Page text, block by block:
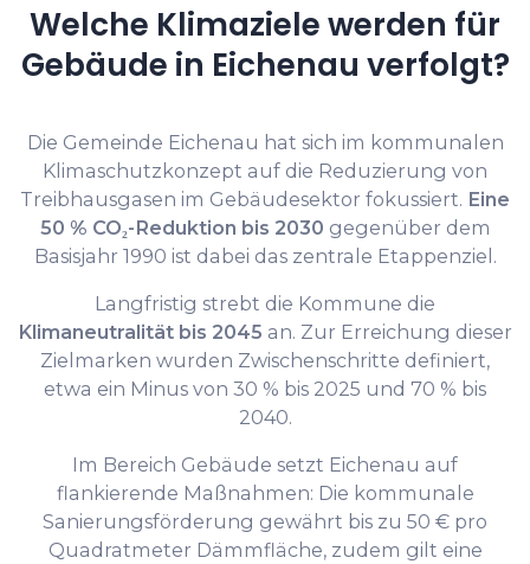
Welche Klimaziele werden für
Gebäude in Eichenau verfolgt?
Die Gemeinde Eichenau hat sich im kommunalen
Klimaschutzkonzept auf die Reduzierung von
Treibhausgasen im Gebäudesektor fokussiert. Eine
50 % CO₂-Reduktion bis 2030 gegenüber dem
Basisjahr 1990 ist dabei das zentrale Etappenziel.
Langfristig strebt die Kommune die
Klimaneutralität bis 2045 an. Zur Erreichung dieser
Zielmarken wurden Zwischenschritte definiert,
etwa ein Minus von 30 % bis 2025 und 70 % bis
2040.
Im Bereich Gebäude setzt Eichenau auf
flankierende Maßnahmen: Die kommunale
Sanierungsförderung gewährt bis zu 50 € pro
Quadratmeter Dämmfläche, zudem gilt eine